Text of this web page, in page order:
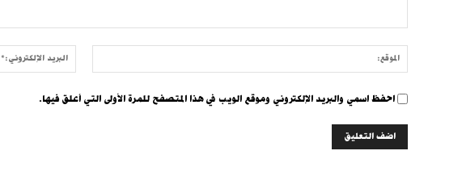
الموقع:
احفظ اسمي والبريد الإلكتروني وموقع الويب في هذا المتصفح للمرة الأولى التي أعلق فيها.